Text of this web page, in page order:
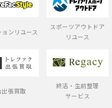
ンリユース
スポーツアウトドア
リユース
出張買取
終活・生前整理
サービス